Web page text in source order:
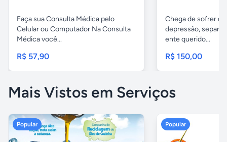
Faça sua Consulta Médica pelo
Celular ou Computador Na Consulta
Médica você...
R$ 57,90
Chega de sofrer
depressão,
ente querido...
R$ 150,00
Mais Vistos em Serviços
Popular Popular